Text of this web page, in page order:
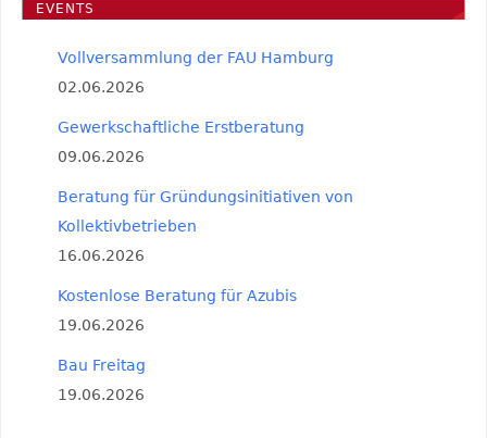
EVENTS
Vollversammlung der FAU Hamburg
02.06.2026
Gewerkschaftliche Erstberatung
09.06.2026
Beratung für Gründungsinitiativen von
Kollektivbetrieben
16.06.2026
Kostenlose Beratung für Azubis
19.06.2026
Bau Freitag
19.06.2026